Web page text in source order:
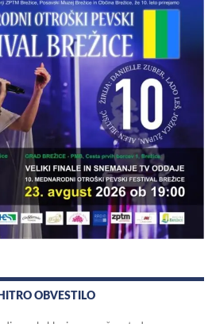
OBVESTILO